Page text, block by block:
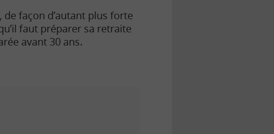
façon d’autant plus forte
faut préparer sa retraite
avant 30 ans.